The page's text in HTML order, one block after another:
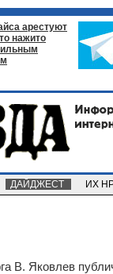
арестуют
нажито
ДАЙДЖЕСТ ИХ
В. Яковлев